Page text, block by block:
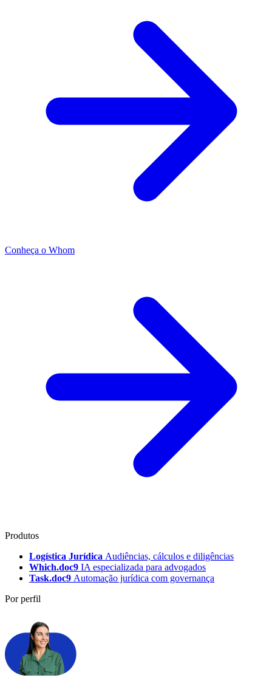
Conheça o Whom
Produtos
Logística Jurídica Audiências, cálculos e diligências
Which.doc9 IA especializada para advogados
Task.doc9 Automação jurídica com governança
Por perfil